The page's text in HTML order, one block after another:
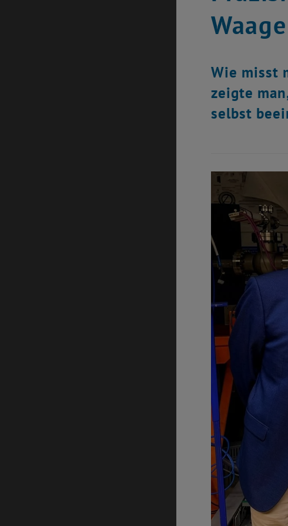
Wie misst
zeigte
selbst